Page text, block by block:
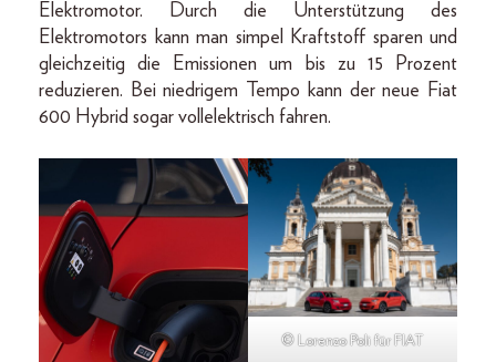
Elektromotor. Durch die Unterstützung des
Elektromotors kann man simpel Kraftstoff sparen und
gleichzeitig die Emissionen um bis zu 15 Prozent
reduzieren. Bei niedrigem Tempo kann der neue Fiat
600 Hybrid sogar vollelektrisch fahren.
© Lorenzo Poli für FIAT